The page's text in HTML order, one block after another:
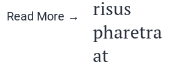
Read More →
risus
pharetra
at